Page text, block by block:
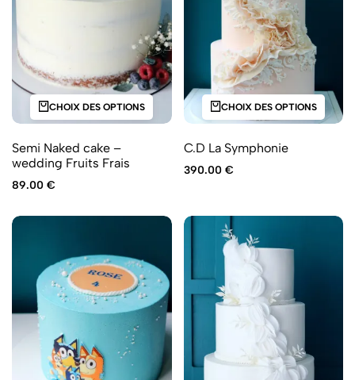
CHOIX DES OPTIONS
Semi Naked cake –
wedding Fruits Frais
89.00 €
CHOIX DES OPTIONS
C.D La Symphonie
390.00 €